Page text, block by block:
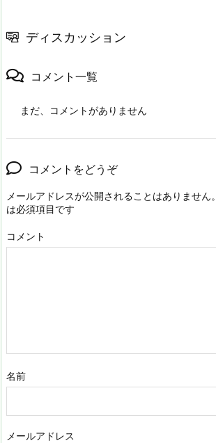
ディスカッション
コメント一覧
まだ、コメントがありません
コメントをどうぞ
メールアドレスが公開されることはありません。
は必須項目です
コメント
名前
メールアドレス